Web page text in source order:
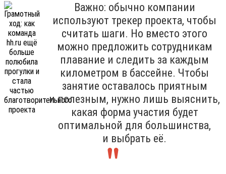
Важно: обычно компании
используют трекер проекта, чтобы
считать шаги. Но вместо этого
можно предложить сотрудникам
плавание и следить за каждым
километром в бассейне. Чтобы
занятие оставалось приятным
и полезным, нужно лишь выяснить,
какая форма участия будет
оптимальной для большинства,
и выбрать её.